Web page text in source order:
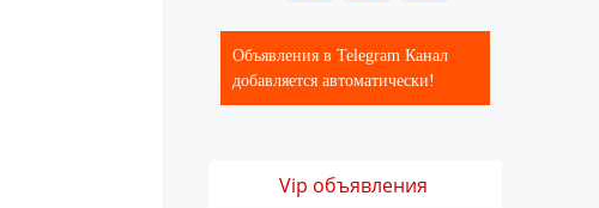
Объявления в Telegram Канал
добавляется автоматически!
Vip объявления